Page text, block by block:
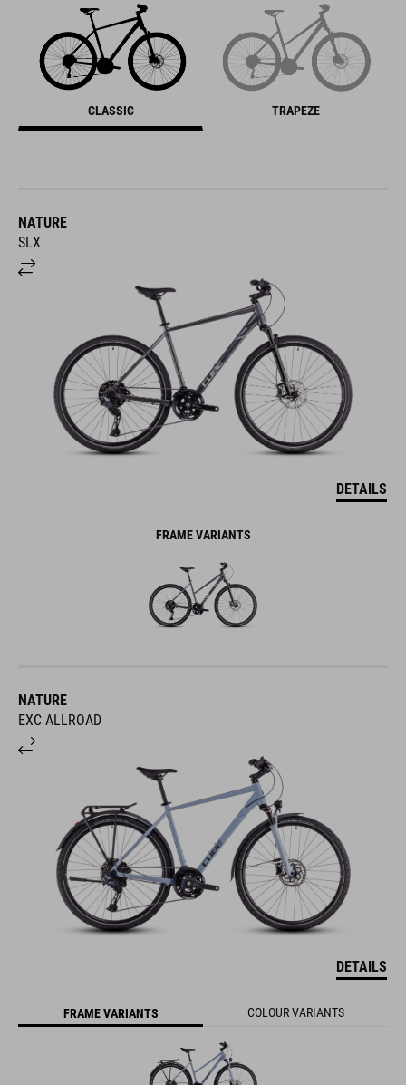
CLASSIC TRAPEZE
NATURE
SLX
DETAILS
FRAME VARIANTS
NATURE
EXC ALLROAD
DETAILS
FRAME VARIANTS COLOUR VARIANTS